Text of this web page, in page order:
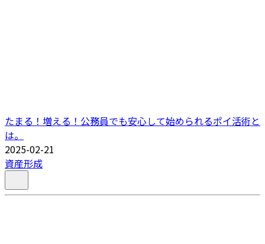
たまる！増える！公務員でも安心して始められるポイ活術と
は。
2025-02-21
資産形成